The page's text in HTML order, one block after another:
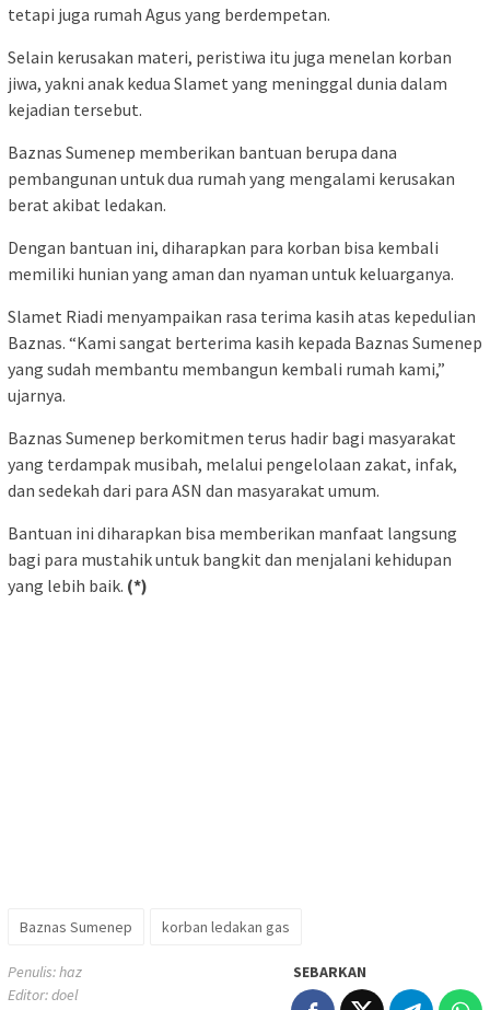
tetapi juga rumah Agus yang berdempetan.
Selain kerusakan materi, peristiwa itu juga menelan korban
jiwa, yakni anak kedua Slamet yang meninggal dunia dalam
kejadian tersebut.
Baznas Sumenep memberikan bantuan berupa dana
pembangunan untuk dua rumah yang mengalami kerusakan
berat akibat ledakan.
Dengan bantuan ini, diharapkan para korban bisa kembali
memiliki hunian yang aman dan nyaman untuk keluarganya.
Slamet Riadi menyampaikan rasa terima kasih atas kepedulian
Baznas. “Kami sangat berterima kasih kepada Baznas Sumenep
yang sudah membantu membangun kembali rumah kami,”
ujarnya.
Baznas Sumenep berkomitmen terus hadir bagi masyarakat
yang terdampak musibah, melalui pengelolaan zakat, infak,
dan sedekah dari para ASN dan masyarakat umum.
Bantuan ini diharapkan bisa memberikan manfaat langsung
bagi para mustahik untuk bangkit dan menjalani kehidupan
yang lebih baik. (*)
Baznas Sumenep korban ledakan gas
Penulis: haz
Editor: doel
SEBARKAN